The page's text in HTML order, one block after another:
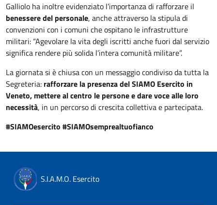
Galliolo ha inoltre evidenziato l’importanza di rafforzare il
benessere del personale, anche attraverso la stipula di
convenzioni con i comuni che ospitano le infrastrutture
militari: “Agevolare la vita degli iscritti anche fuori dal servizio
significa rendere più solida l’intera comunità militare”.
La giornata si è chiusa con un messaggio condiviso da tutta la
Segreteria: rafforzare la presenza del SIAMO Esercito in
Veneto, mettere al centro le persone e dare voce alle loro
necessità, in un percorso di crescita collettiva e partecipata.
#SIAMOesercito #SIAMOsemprealtuofianco
S.I.A.M.O. Esercito